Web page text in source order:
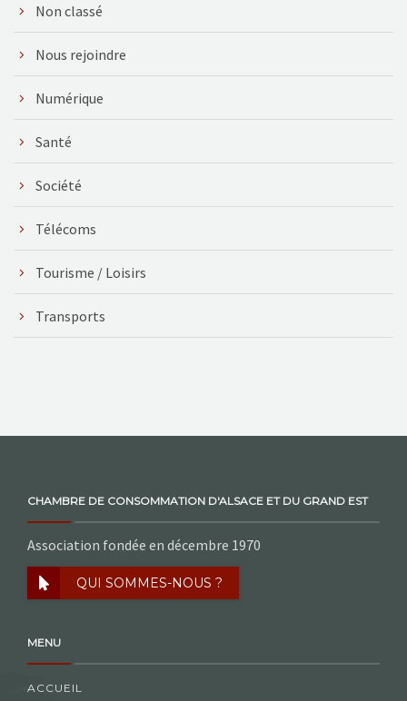
Non classé
Nous rejoindre
Numérique
Santé
Société
Télécoms
Tourisme / Loisirs
Transports
CHAMBRE DE CONSOMMATION D'ALSACE ET DU GRAND EST
Association fondée en décembre 1970
QUI SOMMES-NOUS ?
MENU
ACCUEIL